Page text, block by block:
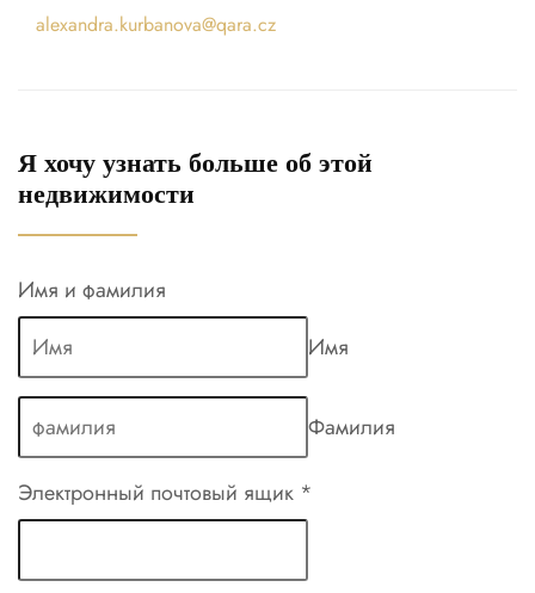
alexandra.kurbanova@qara.cz
Я хочу узнать больше об этой
недвижимости
Имя и фамилия
Имя
Фамилия
Электронный почтовый ящик *